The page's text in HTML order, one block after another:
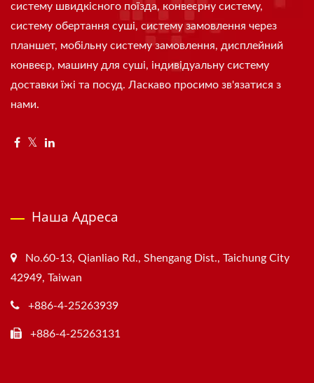
систему швидкісного поїзда, конвеєрну систему,
систему обертання суші, систему замовлення через
планшет, мобільну систему замовлення, дисплейний
конвеєр, машину для суші, індивідуальну систему
доставки їжі та посуд. Ласкаво просимо зв'язатися з
нами.
Наша Адреса
No.60-13, Qianliao Rd., Shengang Dist., Taichung City
42949, Taiwan
+886-4-25263939
+886-4-25263131